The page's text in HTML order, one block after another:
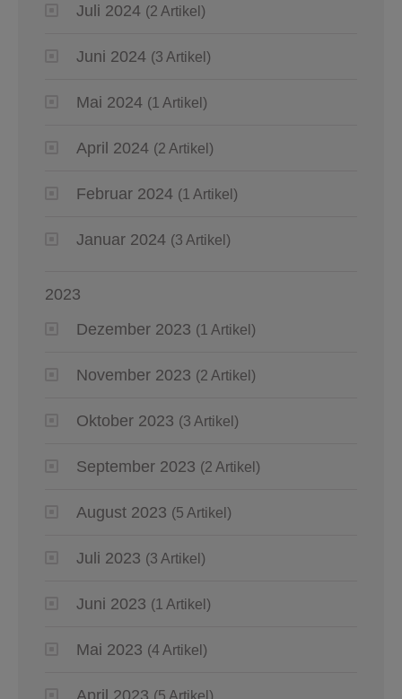
Juli 2024 (2 Artikel)
Juni 2024 (3 Artikel)
Mai 2024 (1 Artikel)
April 2024 (2 Artikel)
Februar 2024 (1 Artikel)
Januar 2024 (3 Artikel)
2023
Dezember 2023 (1 Artikel)
November 2023 (2 Artikel)
Oktober 2023 (3 Artikel)
September 2023 (2 Artikel)
August 2023 (5 Artikel)
Juli 2023 (3 Artikel)
Juni 2023 (1 Artikel)
Mai 2023 (4 Artikel)
April 2023 (5 Artikel)